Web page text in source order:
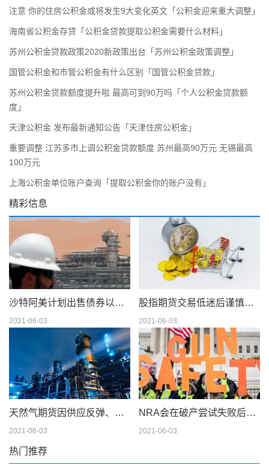
注意 你的住房公积金或将发生9大变化英文「公积金迎来重大调整」
海南省公积金存贷「公积金贷款提取公积金需要什么材料」
苏州公积金贷款政策2020新政策出台「苏州公积金政策调整」
国管公积金和市管公积金有什么区别「国管公积金贷款」
苏州公积金贷款额度提升啦 最高可到90万吗「个人公积金贷款额
度」
天津公积金 发布最新通知公告「天津住房公积金」
重要调整 江苏多市上调公积金贷款额度 苏州最高90万元 无锡最高
100万元
上海公积金单位账户查询「提取公积金你的账户没有」
精彩信息
沙特阿美计划出售债券以筹集 750 亿美元的股息
2021-06-03
股指期货交易低迷后谨慎交易
2021-06-03
天然气期货因供应反弹、天气模型转变而下滑；现金仍在摇摆
2021-06-03
NRA会在破产尝试失败后解散吗
2021-06-03
热门推荐